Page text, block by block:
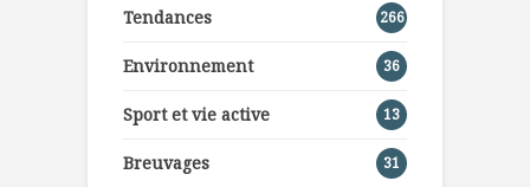
Tendances 266
Environnement 36
Sport et vie active 13
Breuvages 31